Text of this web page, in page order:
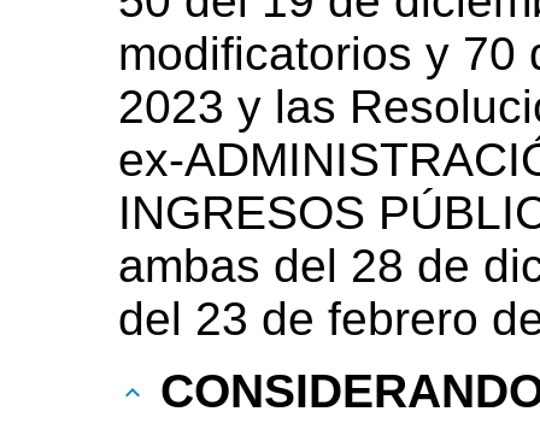
modificatorios y 70
2023 y las
ex-
INGRESOS
ambas del 28 de
del 23 de febrero